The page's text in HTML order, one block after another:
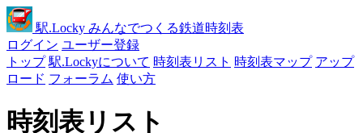
駅.Locky みんなでつくる鉄道時刻表
ログイン ユーザー登録
トップ 駅.Lockyについて 時刻表リスト 時刻表マップ アップ
ロード フォーラム 使い方
時刻表リスト